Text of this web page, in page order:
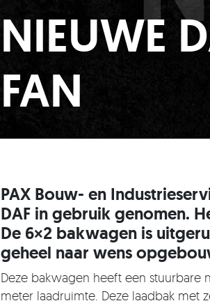
NIEUWE
FAN
PAX Bouw- en
DAF in gebruik genomen.
De 6×2 bakwagen is
geheel naar wens
Deze bakwagen heeft een stuurbare
meter laadruimte. Deze laadbak met